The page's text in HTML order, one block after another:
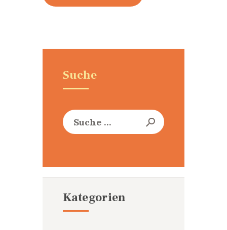
Suche
Suche
nach:
Kategorien